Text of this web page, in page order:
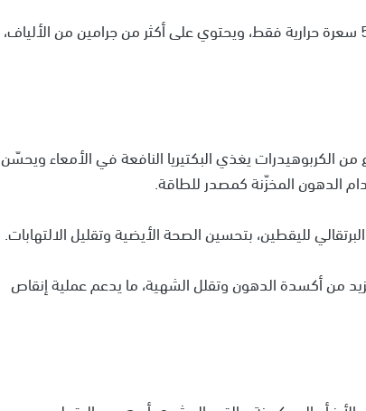
ويشير إلى أن كوبًا واحدًا من اليقطين يوفر نحو 50 سعرة حرارية فقط، ويحتوي على أكثر من جرامين من الألياف،
الكربوهيدرات يغذي البكتيريا النافعة في الأمعاء ويحسّن
الدهون المخزّنة كمصدر للطاقة.
لليقطين، بتحسين الصحة الأيضية وتقليل الالتهابات.
من أكسدة الدهون وتقلل الشهية، ما يدعم عملية إنقاص